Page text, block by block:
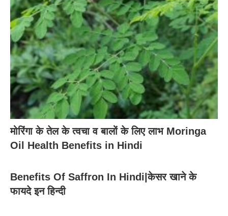
मोरिंगा के तेल के त्वचा व बालों के लिए लाभ Moringa
Oil Health Benefits in Hindi
Benefits Of Saffron In Hindi|केसर खाने के
फायदे इन हिन्दी